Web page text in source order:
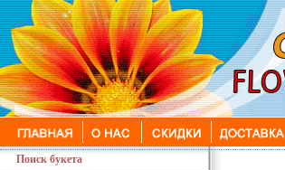
Поиск букета